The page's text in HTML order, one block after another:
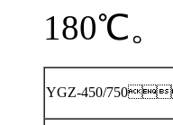
180℃。
YGZ-450/